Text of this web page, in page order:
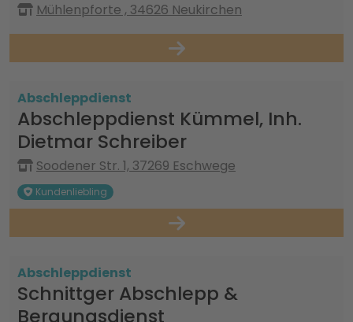
Mühlenpforte , 34626 Neukirchen
Abschleppdienst
Abschleppdienst Kümmel, Inh.
Dietmar Schreiber
Soodener Str. 1, 37269 Eschwege
Kundenliebling
Abschleppdienst
Schnittger Abschlepp &
Bergungsdienst